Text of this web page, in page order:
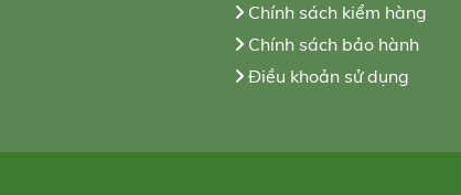
Chính sách kiểm hàng
Chính sách bảo hành
Điều khoản sử dụng